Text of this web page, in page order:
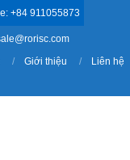
+84 911055873
Giới thiệu
Liên hệ